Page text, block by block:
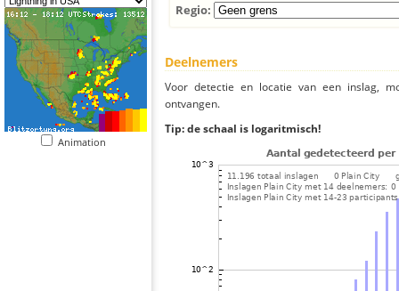
Animation
Regio:
Deelnemers
Voor detectie en locatie van een inslag,
ontvangen.
Tip: de schaal is logaritmisch!